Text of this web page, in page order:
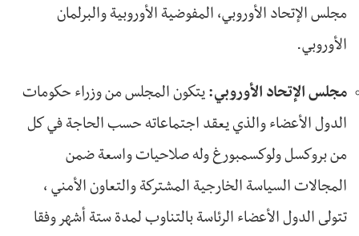
مجلس الإتحاد الأوروبي، المفوضية الأوروبية والبرلمان
الأوروبي.
مجلس الإتحاد الأوروبي: يتكون المجلس من وزراء حكومات
الدول الأعضاء والذي يعقد اجتماعاته حسب الحاجة في كل
من بروكسل ولوكسمبورغ وله صلاحيات واسعة ضمن
المجالات السياسة الخارجية المشتركة والتعاون الأمني ،
تتولى الدول الأعضاء الرئاسة بالتناوب لمدة ستة أشهر وفقا